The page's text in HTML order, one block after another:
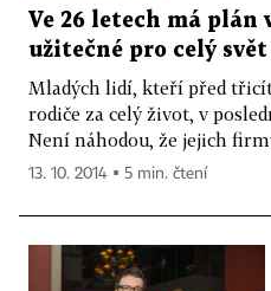
Ve 26 letech má
užitečné pro celý svět
Mladých lidí, kteří před
rodiče za celý život, v
Není náhodou, že jejich
13. 10. 2014 ▪ 5 min. čtení